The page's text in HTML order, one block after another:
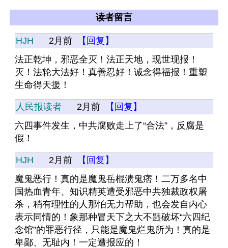
读者留言
HJH 2月前
【回复】
法正乾坤，邪恶全灭！法正天地，现世现报！
灭！法轮大法好！真善忍好！诚念得福报！重塑
生命得天援！
人民报读者 2月前
【回复】
六四事件发生，中共腐败走上了“合法”，反腐是
假！
HJH 2月前
【回复】
魔鬼恶行！真的是魔鬼岳棍渍鬼痞！二万多名中
国热血青年、知识精英遭受邪恶中共独裁政权屠
杀，稍有理性的人那怕无力帮助，也会发自内心
表示同情的！象那种冒天下之大不韪破坏“六四纪
念馆”的罪恶行径，只能是魔鬼烂鬼所为！真的是
卑鄙、无耻内！一定遭报应的！